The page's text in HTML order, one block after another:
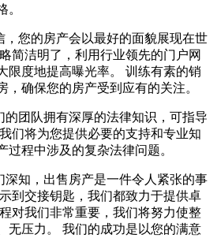
。
，您的房产会以最好的面貌展现在世
简洁明了，利用行业领先的门户网
限度地提高曝光率。 训练有素的销
，确保您的房产受到应有的关注。
的团队拥有深厚的法律知识，可指导
们将为您提供必要的支持和专业知
过程中涉及的复杂法律问题。
深知，出售房产是一件令人紧张的事
到交接钥匙，我们都致力于提供卓
对我们非常重要，我们将努力使整
无压力。 我们的成功是以您的满意